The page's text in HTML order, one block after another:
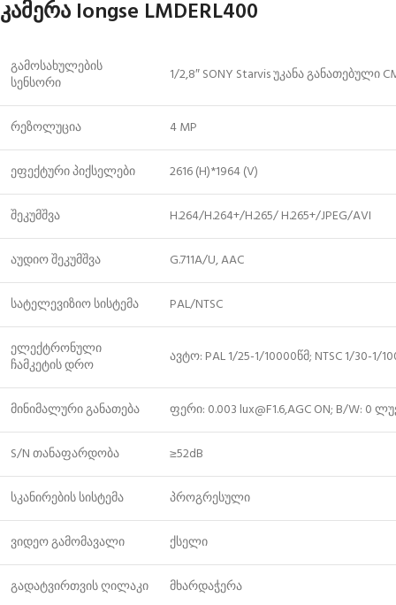
კამერა longse LMDERL400
გამოსახულების
სენსორი
1/2,8″ SONY Starvis უკანა განათებული
რეზოლუცია 4 MP
ეფექტური პიქსელები 2616 (H)*1964 (V)
შეკუმშვა H.264/H.264+/H.265/ H.265+/JPEG/AVI
აუდიო შეკუმშვა G.711A/U, AAC
სატელევიზიო სისტემა PAL/NTSC
ელექტრონული
ჩამკეტის დრო
ავტო: PAL 1/25-1/10000წმ; NTSC 1/30-1/
მინიმალური განათება ფერი: 0.003 lux@F1.6,AGC ON; B/W: 0
S/N თანაფარდობა ≥52dB
სკანირების სისტემა პროგრესული
ვიდეო გამომავალი ქსელი
გადატვირთვის ღილაკი მხარდაჭერა